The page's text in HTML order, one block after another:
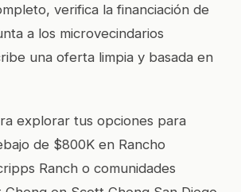
verifica la financiación de
a los microvecindarios
una oferta limpia y basada en
explorar tus opciones para
de $800K en Rancho
Ranch o comunidades